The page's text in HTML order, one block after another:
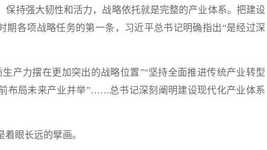
持强大韧性和活力，战略依托就是完整的产业体系。把建设
期各项战略任务的第一条，习近平总书记明确指出“是经过深
力摆在更加突出的战略位置”“坚持全面推进传统产业转型
布局未来产业并举”……总书记深刻阐明建设现代化产业体系
眼长远的擘画。